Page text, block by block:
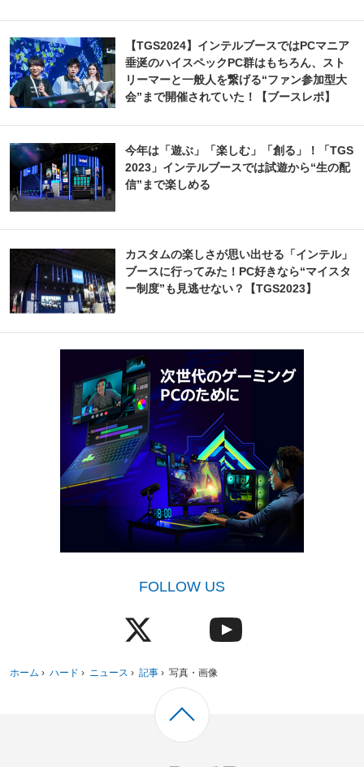
【TGS2024】インテルブースではPCマニア
垂涎のハイスペックPC群はもちろん、スト
リーマーと一般人を繋げる“ファン参加型大
会”まで開催されていた！【ブースレポ】
今年は「遊ぶ」「楽しむ」「創る」！「TGS
2023」インテルブースでは試遊から“生の配
信”まで楽しめる
カスタムの楽しさが思い出せる「インテル」
ブースに行ってみた！PC好きなら“マイスタ
ー制度”も見逃せない？【TGS2023】
FOLLOW US
ホーム › ハード › ニュース › 記事 › 写真・画像